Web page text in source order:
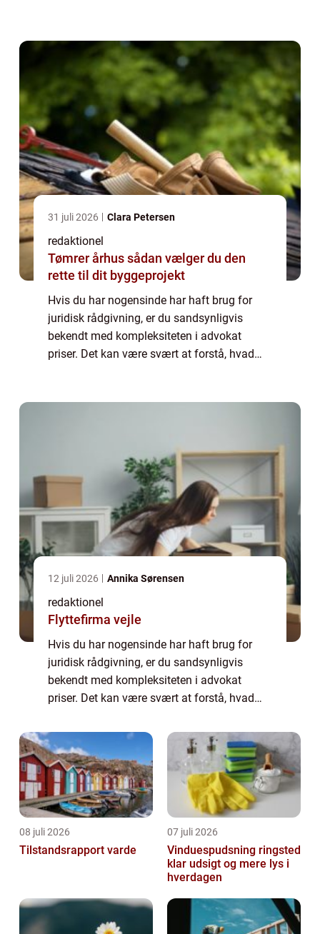
dyk...
31 juli 2026 Clara Petersen
redaktionel
Tømrer århus sådan vælger du den
rette til dit byggeprojekt
Hvis du har nogensinde har haft brug for
juridisk rådgivning, er du sandsynligvis
bekendt med kompleksiteten i advokat
priser. Det kan være svært at forstå, hvad
12 juli 2026 Annika Sørensen
redaktionel
Flyttefirma vejle
Hvis du har nogensinde har haft brug for
juridisk rådgivning, er du sandsynligvis
bekendt med kompleksiteten i advokat
priser. Det kan være svært at forstå, hvad
hvordan de varierer. I denne artikel vil vi
dyk...
08 juli 2026
Tilstandsrapport varde
07 juli 2026
Vinduespudsning ringsted
klar udsigt og mere lys i
hverdagen